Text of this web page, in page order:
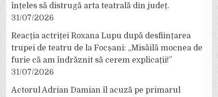
înțeles să distrugă arta teatrală din județ.
31/07/2026
Reacția actriței Roxana Lupu după desființarea
trupei de teatru de la Focșani: „Misăilă mocnea de
furie că am îndrăznit să cerem explicații!”
31/07/2026
Actorul Adrian Damian îl acuză pe primarul